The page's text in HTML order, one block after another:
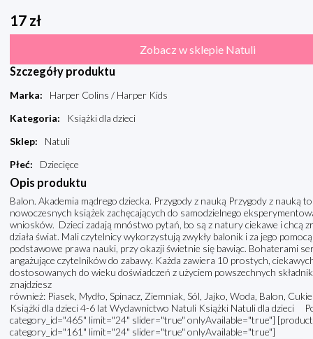
17 zł
Zobacz w sklepie Natuli
Szczegóły produktu
Marka:
Harper Colins / Harper Kids
Kategoria:
Książki dla dzieci
Sklep:
Natuli
Płeć: Dziecięce
Opis produktu
Balon. Akademia mądrego dziecka. Przygody z nauką Przygody z nauką
nowoczesnych książek zachęcających do samodzielnego
wniosków. Dzieci zadają mnóstwo pytań, bo są z natury ciekawe i chcą
działa świat. Mali czytelnicy wykorzystują zwykły balonik i za jego
podstawowe prawa nauki, przy okazji świetnie się bawiąc. Bohaterami
angażujące czytelników do zabawy. Każda zawiera 10 prostych,
dostosowanych do wieku doświadczeń z użyciem powszechnych
znajdziesz
również: Piasek, Mydło, Spinacz, Ziemniak, Sól, Jajko, Woda, Balon,
Książki dla dzieci 4-6 lat Wydawnictwo Natuli Książki Natuli dla dzieci
category_id="465" limit="24" slider="true" onlyAvailable="true"] [product
category_id="161" limit="24" slider="true" onlyAvailable="true"]